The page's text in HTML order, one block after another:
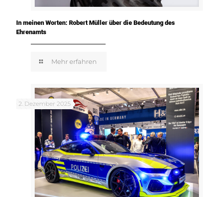
In meinen Worten: Robert Müller über die Bedeutung des
Ehrenamts
Mehr erfahren
2. Dezember 2025